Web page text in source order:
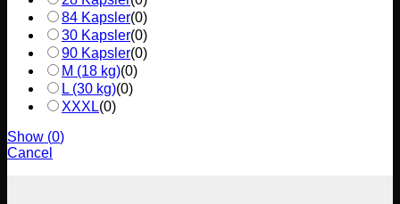
84 Kapsler(0)
30 Kapsler(0)
90 Kapsler(0)
M (18 kg)(0)
L (30 kg)(0)
XXXL(0)
Show (0)
Cancel